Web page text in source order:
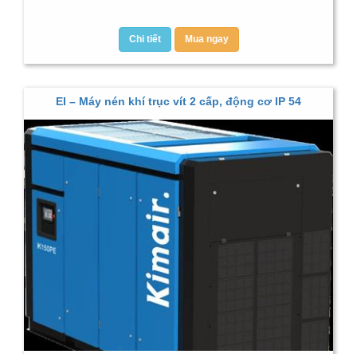
Chi tiết Mua ngay
EI – Máy nén khí trục vít 2 cấp, động cơ IP 54